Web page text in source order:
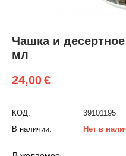
Чашка и
мл
24,00€
КОД:
39101195
В наличии:
Нет в